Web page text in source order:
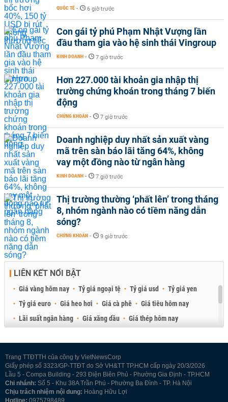
QUỐC TẾ - 6 giờ trước
Con gái tỷ phú Phạm Nhật Vượng lần
đầu tham gia vào hệ sinh thái Vingroup
KINH DOANH - 7 giờ trước
Hơn 227.000 tài khoản gia nhập thị
trường chứng khoán trong tháng 7 biến
động
CHỨNG KHOÁN - 7 giờ trước
Doanh nghiệp duy nhất sản xuất vàng
mã trên sàn báo lãi tăng 64%, không
vay một đồng nào từ ngân hàng
KINH DOANH - 7 giờ trước
Thị trường thường ‘phất lên’ trong tháng
8, nhóm ngành nào có tiềm năng dẫn
sóng?
CHỨNG KHOÁN - 9 giờ trước
LIÊN KẾT NỔI BẬT
Giá vàng hôm nay Tỷ giá ngoại tệ Tỷ giá usd
Tỷ giá yen
Tỷ giá euro
Giá heo hơi Giá cà phê
Giá tiêu hôm nay
Lãi suất ngân hàng
Giá xăng dầu
Giá thép hôm nay
Trang TTĐTTH của công ty VietNewsCorp
Giấy phép số 3323/GP-TTĐT do Sở VH&TT TP.HCM cấp ngày 20/3/2026
Lầu 5 - Compa Building - 293 Điện Biên Phủ - Phường Gia Định - TP.HCM
Chi nhánh: Số 5 - Khu 38A Trần Phú - Phường Ba Đình - TP. Hà Nội
Chịu trách nhiệm nội dung: Hoàng Hữu Lợi
Hotline: 0975798489